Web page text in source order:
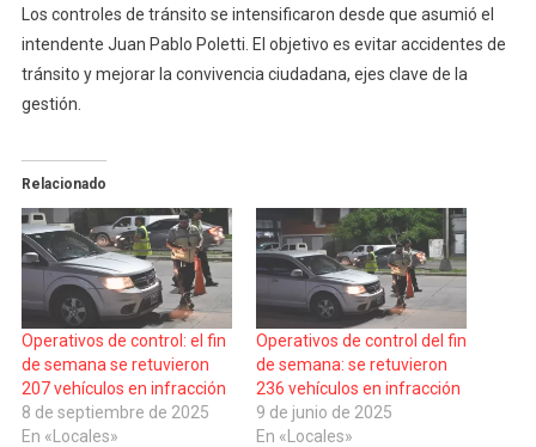
Los controles de tránsito se intensificaron desde que asumió el
intendente Juan Pablo Poletti. El objetivo es evitar accidentes de
tránsito y mejorar la convivencia ciudadana, ejes clave de la
gestión.
Relacionado
Operativos de control: el fin
de semana se retuvieron
207 vehículos en infracción
8 de septiembre de 2025
En «Locales»
Operativos de control del fin
de semana: se retuvieron
236 vehículos en infracción
9 de junio de 2025
En «Locales»